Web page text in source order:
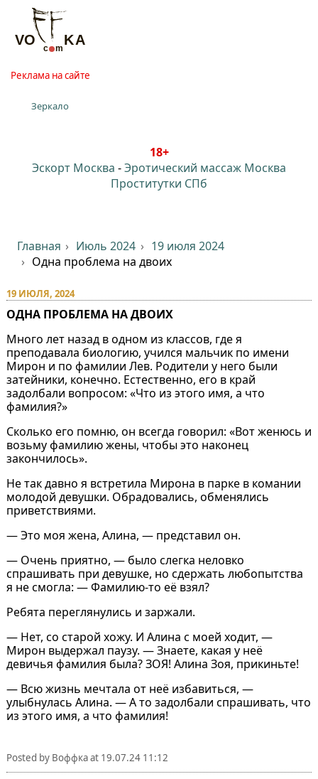
Реклама на сайте
Зеркало
18+
Эскорт Москва -Эротический массаж Москва
Проститутки СПб
Главная Июль 2024
19 июля 2024
Одна проблема на двоих
19 ИЮЛЯ, 2024
ОДНА ПРОБЛЕМА НА ДВОИХ
Много лет назад в одном из классов, где я
преподавала биологию, учился мальчик по имени
Мирон и по фамилии Лев. Родители у него были
затейники, конечно. Естественно, его в край
задолбали вопросом: «Что из этого имя, а что
фамилия?»
Сколько его помню, он всегда говорил: «Вот женюсь и
возьму фамилию жены, чтобы это наконец
закончилось».
Не так давно я встретила Мирона в парке в комании
молодой девушки. Обрадовались, обменялись
приветствиями.
— Это моя жена, Алина, — представил он.
— Очень приятно, — было слегка неловко
спрашивать при девушке, но сдержать любопытства
я не смогла: — Фамилию-то её взял?
Ребята переглянулись и заржали.
— Нет, со старой хожу. И Алина с моей ходит, —
Мирон выдержал паузу. — Знаете, какая у неё
девичья фамилия была? ЗОЯ! Алина Зоя, прикиньте!
— Всю жизнь мечтала от неё избавиться, —
улыбнулась Алина. — А то задолбали спрашивать, что
из этого имя, а что фамилия!
Posted by Воффкаat 19.07.24 11:12